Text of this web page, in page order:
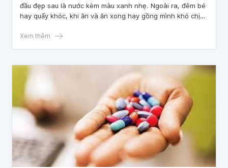
đầu đẹp sau là nước kèm màu xanh nhẹ. Ngoài ra, đêm bé
hay quấy khóc, khi ăn và ăn xong hay gồng mình khó chịu,
nên em không cho bé đi khám. Bác sĩ cho em hỏi trẻ 2
Xem thêm